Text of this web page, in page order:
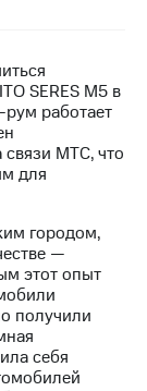
SERES M5 в
работает
связи МТС, что
для
городом,
—
этот опыт
получили
себя